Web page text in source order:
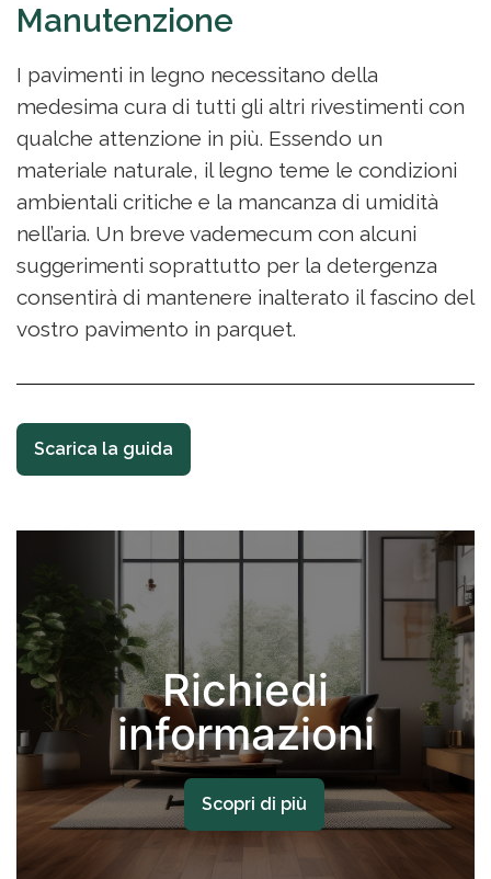
Manutenzione
I pavimenti in legno necessitano della
medesima cura di tutti gli altri rivestimenti con
qualche attenzione in più. Essendo un
materiale naturale, il legno teme le condizioni
ambientali critiche e la mancanza di umidità
nell’aria. Un breve vademecum con alcuni
suggerimenti soprattutto per la detergenza
consentirà di mantenere inalterato il fascino del
vostro pavimento in parquet.
Scarica la guida
Richiedi
informazioni
Scopri di più